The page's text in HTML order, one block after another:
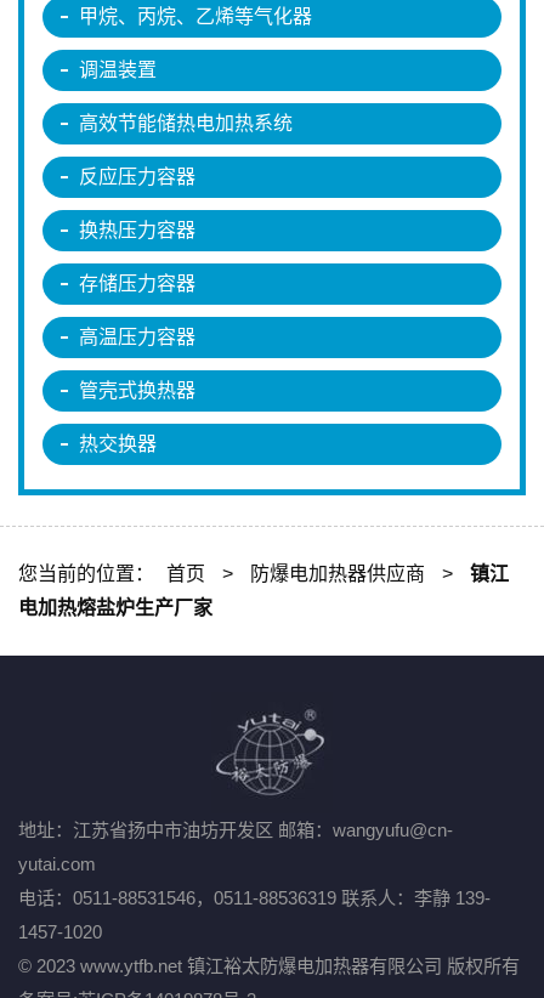
甲烷、丙烷、乙烯等气化器
调温装置
高效节能储热电加热系统
反应压力容器
换热压力容器
存储压力容器
高温压力容器
管壳式换热器
热交换器
您当前的位置： 首页 > 防爆电加热器供应商 >
镇江
电加热熔盐炉生产厂家
地址：江苏省扬中市油坊开发区 邮箱：wangyufu@cn-
yutai.com
电话：0511-88531546，0511-88536319 联系人：李静 139-
1457-1020
© 2023 www.ytfb.net 镇江裕太防爆电加热器有限公司 版权所有